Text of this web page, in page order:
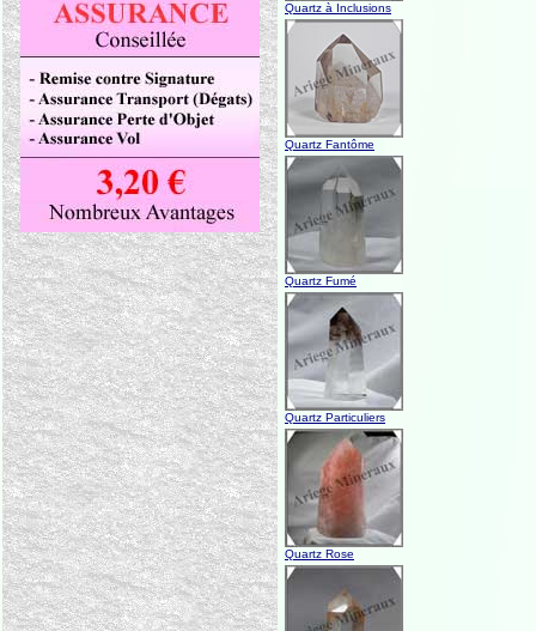
Quartz à Inclusions
Quartz Fantôme
Quartz Fumé
Quartz Particuliers
Quartz Rose